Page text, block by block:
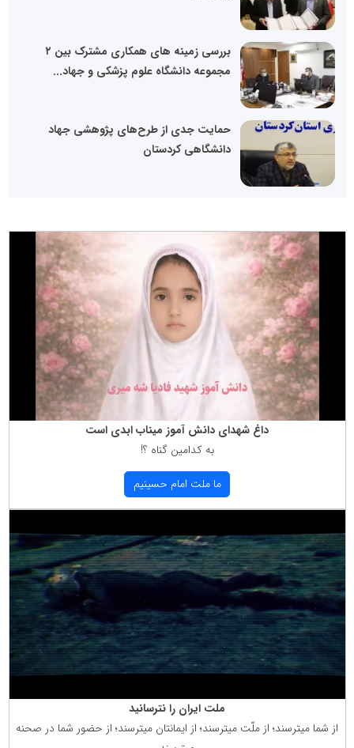
بررسی زمینه های همکاری مشترک بین ۲
مجموعه دانشگاه علوم پزشکی و جهاد...
حمایت جدی از طرح‌های پژوهشی جهاد
دانشگاهی کردستان
داغ شهدای دانش آموز میناب ابدی است
به كدامین گناه ؟!
ما ملت امام حسینیم
ملت ایران را نترسانید
از شما میترسند؛ از ملّت میترسند؛ از ایمانتان میترسند؛ از حضور شما در صحنه